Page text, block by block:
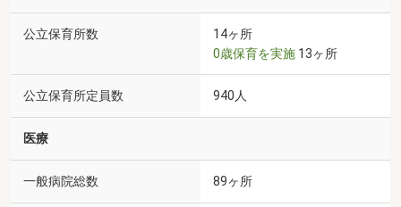
公立保育所数
14ヶ所
0歳保育を実施 13ヶ所
公立保育所定員数 940人
医療
一般病院総数 89ヶ所